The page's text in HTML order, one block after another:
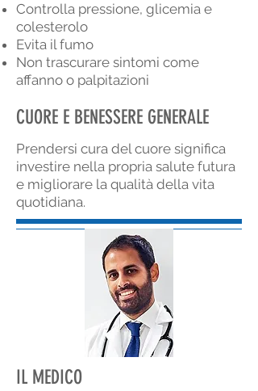
Controlla pressione, glicemia e
colesterolo
Evita il fumo
Non trascurare sintomi come
affanno o palpitazioni
CUORE E BENESSERE GENERALE
Prendersi cura del cuore significa
investire nella propria salute futura
e migliorare la qualità della vita
quotidiana.
IL MEDICO